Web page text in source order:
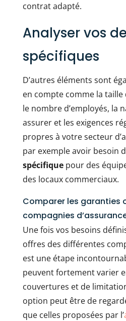
contrat adapté.
Analyser vos
spécifiques
D’autres éléments sont
en compte comme la
le nombre d’employés, la
assurer et les exigences
propres à votre secteur
par exemple avoir besoin
spécifiquepour des
des locaux commerciaux.
Comparer les garanties
compagnies
Une fois vos besoins
offres des différentes
est une étape
peuvent fortement varier
couvertures et de
option peut être de
que celles proposées par l’